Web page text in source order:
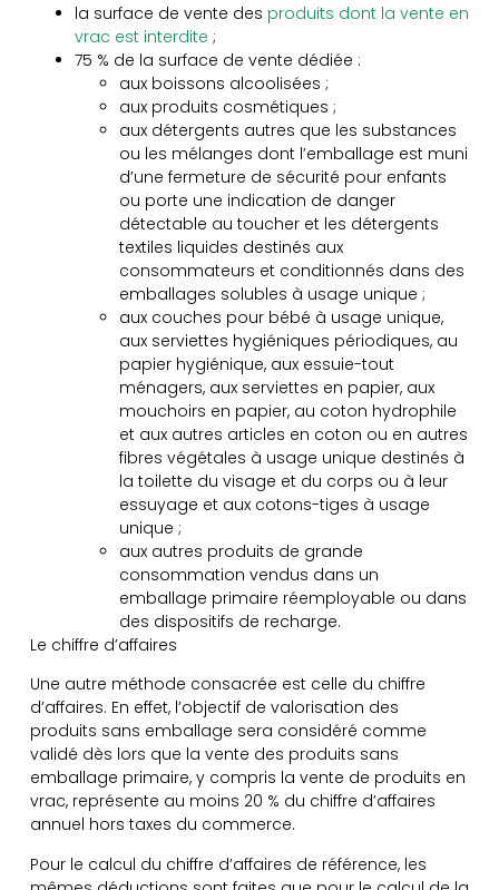
la surface de vente des produits dont la vente en
vrac est interdite ;
75 % de la surface de vente dédiée :
aux boissons alcoolisées ;
aux produits cosmétiques ;
aux détergents autres que les substances
ou les mélanges dont l’emballage est muni
d’une fermeture de sécurité pour enfants
ou porte une indication de danger
détectable au toucher et les détergents
textiles liquides destinés aux
consommateurs et conditionnés dans des
emballages solubles à usage unique ;
aux couches pour bébé à usage unique,
aux serviettes hygiéniques périodiques, au
papier hygiénique, aux essuie-tout
ménagers, aux serviettes en papier, aux
mouchoirs en papier, au coton hydrophile
et aux autres articles en coton ou en autres
fibres végétales à usage unique destinés à
la toilette du visage et du corps ou à leur
essuyage et aux cotons-tiges à usage
unique ;
aux autres produits de grande
consommation vendus dans un
emballage primaire réemployable ou dans
des dispositifs de recharge.
Le chiffre d’affaires
Une autre méthode consacrée est celle du chiffre
d’affaires. En effet, l’objectif de valorisation des
produits sans emballage sera considéré comme
validé dès lors que la vente des produits sans
emballage primaire, y compris la vente de produits en
vrac, représente au moins 20 % du chiffre d’affaires
annuel hors taxes du commerce.
Pour le calcul du chiffre d’affaires de référence, les